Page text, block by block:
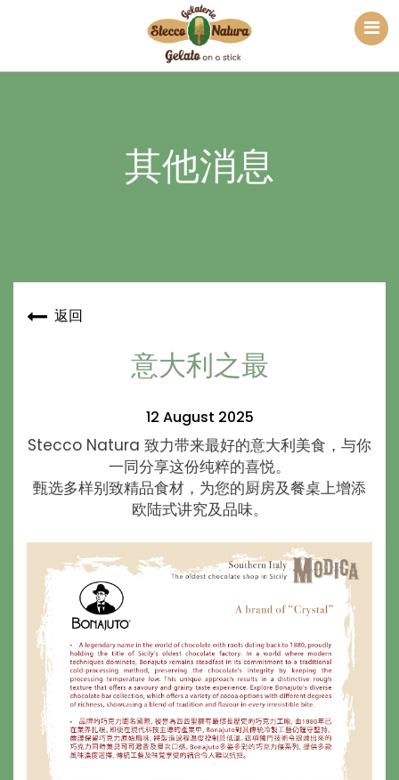
其他消息
返回
意大利之最
12 August 2025
Stecco Natura 致力带来最好的意大利美食，与你
一同分享这份纯粹的喜悦。
甄选多样别致精品食材，为您的厨房及餐桌上增添
欧陆式讲究及品味。